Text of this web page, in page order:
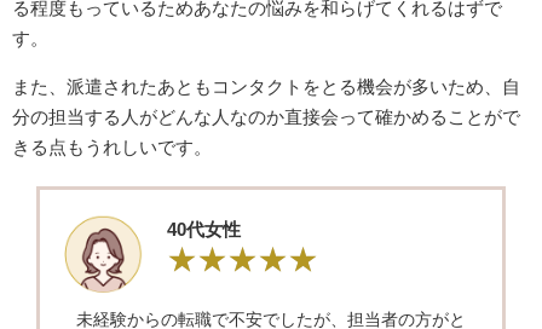
る程度もっているためあなたの悩みを和らげてくれるはずで
す。
また、派遣されたあともコンタクトをとる機会が多いため、自
分の担当する人がどんな人なのか直接会って確かめることがで
きる点もうれしいです。
40代女性
未経験からの転職で不安でしたが、担当者の方がと